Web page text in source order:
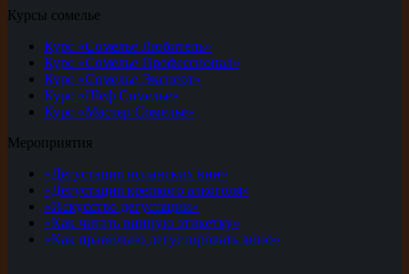
Курсы сомелье
Курс «Сомелье Любитель»
Курс «Сомелье Профессионал»
Курс «Сомелье Эксперт»
Курс «Шеф Сомелье»
Курс «Мастер Сомелье»
Мероприятия
«Дегустация испанских вин»
«Дегустация крепкого алкоголя»
«Искусство дегустации»
«Как читать винную этикетку»
«Как правильно дегустировать вино»